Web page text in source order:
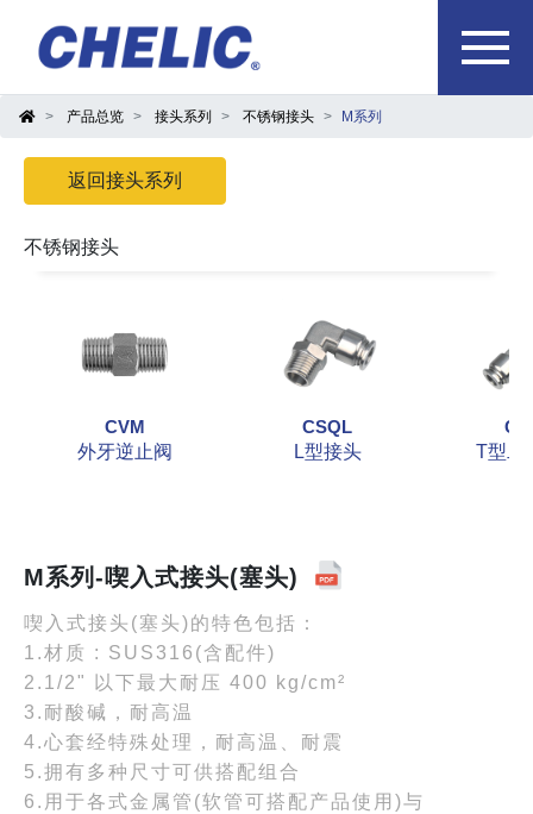
产品总览 接头系列 不锈钢接头 M系列
返回接头系列
不锈钢接头
CVM
外牙逆止阀
CSQL
L型接头
T型二
M系列-喫入式接头(塞头)
喫入式接头(塞头)的特色包括：
1.材质 : SUS316(含配件)
2.1/2" 以下最大耐压 400 kg/cm²
3.耐酸碱，耐高温
4.心套经特殊处理，耐高温、耐震
5.拥有多种尺寸可供搭配组合
6.用于各式金属管(软管可搭配产品使用)与